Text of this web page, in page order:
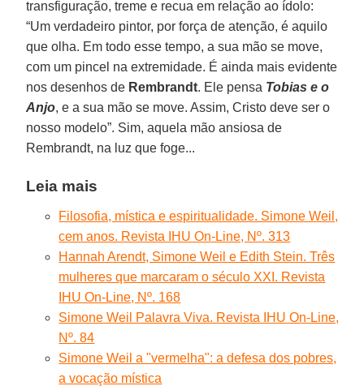
transfiguração, treme e recua em relação ao ídolo:
“Um verdadeiro pintor, por força de atenção, é aquilo
que olha. Em todo esse tempo, a sua mão se move,
com um pincel na extremidade. É ainda mais evidente
nos desenhos de Rembrandt. Ele pensa Tobias e o
Anjo, e a sua mão se move. Assim, Cristo deve ser o
nosso modelo”. Sim, aquela mão ansiosa de
Rembrandt, na luz que foge...
Leia mais
Filosofia, mística e espiritualidade. Simone Weil,
cem anos. Revista IHU On-Line, Nº. 313
Hannah Arendt, Simone Weil e Edith Stein. Três
mulheres que marcaram o século XXI. Revista
IHU On-Line, Nº. 168
Simone Weil Palavra Viva. Revista IHU On-Line,
Nº. 84
Simone Weil a "vermelha": a defesa dos pobres,
a vocação mística